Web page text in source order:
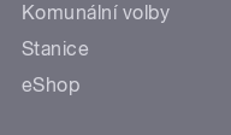
Komunální volby
Stanice
eShop